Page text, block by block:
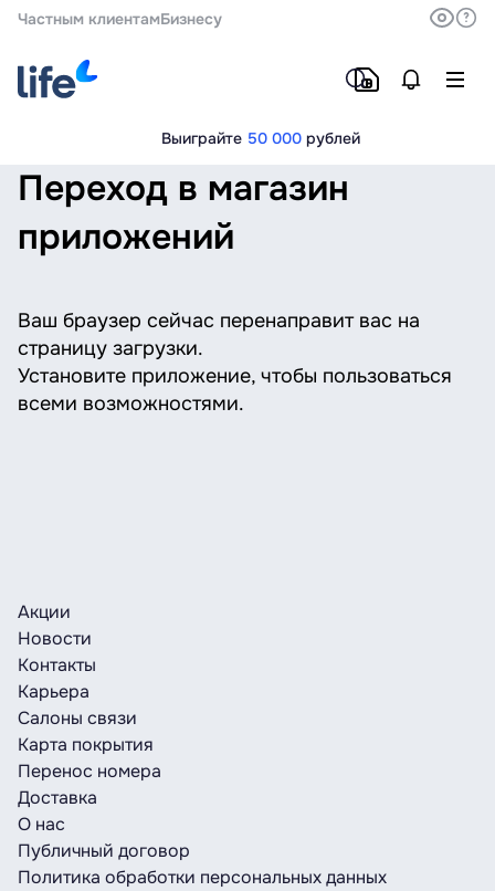
Частным клиентамБизнесу
Выиграйте 50 000 рублей
Переход в магазин
приложений
Ваш браузер сейчас перенаправит вас на
страницу загрузки.
Установите приложение, чтобы пользоваться
всеми возможностями.
Акции
Новости
Контакты
Карьера
Салоны связи
Карта покрытия
Перенос номера
Доставка
О нас
Публичный договор
Политика обработки персональных данных